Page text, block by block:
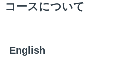
コースについて
English